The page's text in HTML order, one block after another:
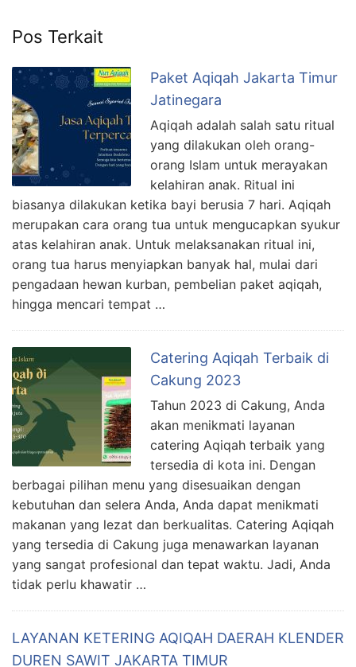
Pos Terkait
Paket Aqiqah Jakarta Timur
Jatinegara
Aqiqah adalah salah satu ritual
yang dilakukan oleh orang-
orang Islam untuk merayakan
kelahiran anak. Ritual ini
biasanya dilakukan ketika bayi berusia 7 hari. Aqiqah
merupakan cara orang tua untuk mengucapkan syukur
atas kelahiran anak. Untuk melaksanakan ritual ini,
orang tua harus menyiapkan banyak hal, mulai dari
pengadaan hewan kurban, pembelian paket aqiqah,
hingga mencari tempat …
Catering Aqiqah Terbaik di
Cakung 2023
Tahun 2023 di Cakung, Anda
akan menikmati layanan
catering Aqiqah terbaik yang
tersedia di kota ini. Dengan
berbagai pilihan menu yang disesuaikan dengan
kebutuhan dan selera Anda, Anda dapat menikmati
makanan yang lezat dan berkualitas. Catering Aqiqah
yang tersedia di Cakung juga menawarkan layanan
yang sangat profesional dan tepat waktu. Jadi, Anda
tidak perlu khawatir …
LAYANAN KETERING AQIQAH DAERAH KLENDER
DUREN SAWIT JAKARTA TIMUR